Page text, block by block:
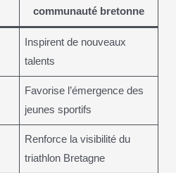
communauté bretonne
Inspirent de nouveaux
talents
Favorise l’émergence des
jeunes sportifs
Renforce la visibilité du
triathlon Bretagne